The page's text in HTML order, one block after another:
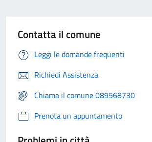
Contatta il comune
Leggi le domande frequenti
Richiedi Assistenza
Chiama il comune 089568730
Prenota un appuntamento